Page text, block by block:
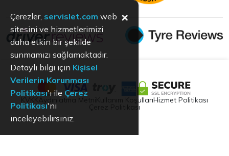
Aydınlatma Metni Kullanım KoşullarıHizmet Politikası
Çerez Politikası
Çerezler, servislet.com web
sitesini ve hizmetlerimizi
daha etkin bir şekilde
sunmamızı sağlamaktadır.
Detaylı bilgi için Kişisel
Verilerin Korunması
Politikası'ı ile Çerez
Politikası'nı
inceleyebilirsiniz.
×